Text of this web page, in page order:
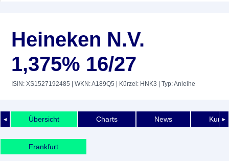
Heineken N.V.
1,375% 16/27
ISIN: XS1527192485 | WKN: A189Q5 | Kürzel: HNK3 | Typ: Anleihe
◄ ►
Übersicht Charts News
Frankfurt